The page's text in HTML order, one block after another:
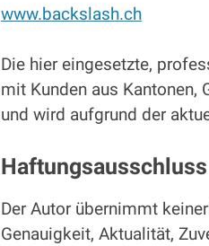
www.backslash.ch
Die hier eingesetzte,
mit Kunden aus Kantonen,
und wird aufgrund der
Haftungsausschluss
Der Autor übernimmt
Genauigkeit, Aktualität,